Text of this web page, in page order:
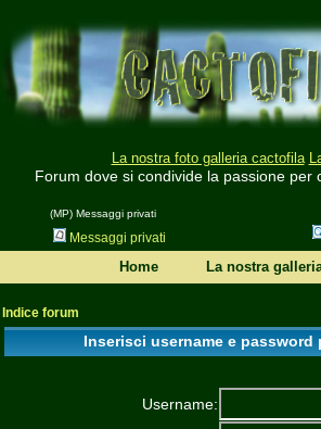
La nostra foto galleria cactofila
Forum dove si condivide la passione per
(MP) Messaggi privati
Messaggi privati
Home La nostra
Indice forum
Inserisci username e password
Username: